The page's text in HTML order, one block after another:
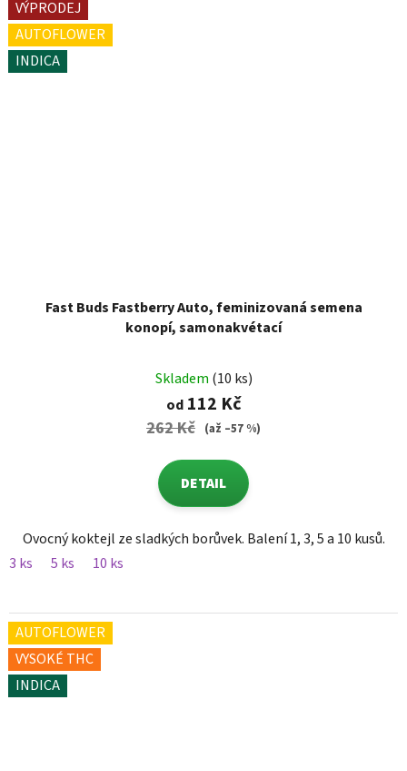
VÝPRODEJ
AUTOFLOWER
INDICA
Fast Buds Fastberry Auto, feminizovaná semena
konopí, samonakvétací
Skladem (10 ks)
od112 Kč
262 Kč (až –57 %)
DETAIL
Ovocný koktejl ze sladkých borůvek. Balení 1, 3, 5 a 10 kusů.
3 ks
5 ks 10 ks
AUTOFLOWER
VYSOKÉ THC
INDICA